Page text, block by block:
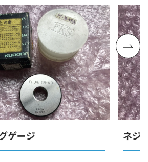
ゲージ ネジ